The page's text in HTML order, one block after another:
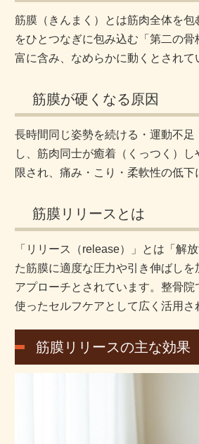
筋膜（きんまく）とは筋肉全体を
をひとつなぎに包み込む「第二の
富に含み、なめらかに動くとされて
筋膜が硬くなる原因
長時間同じ姿勢を続ける・運動不
し、筋肉同士が癒着（くっつく）
限され、痛み・こり・柔軟性の低下
筋膜リリースとは
「リリース（release）」とは「解
た筋膜に適度な圧力や引き伸ばし
アプローチとされています。整骨
使ったセルフケアとして広く活用さ
筋膜リリースの主な効果